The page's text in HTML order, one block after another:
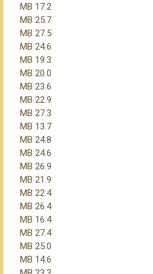
17.2 MB
25.7 MB
27.5 MB
24.6 MB
19.3 MB
20.0 MB
23.6 MB
22.9 MB
27.3 MB
13.7 MB
24.8 MB
24.6 MB
26.9 MB
21.9 MB
22.4 MB
26.4 MB
16.4 MB
27.4 MB
25.0 MB
14.6 MB